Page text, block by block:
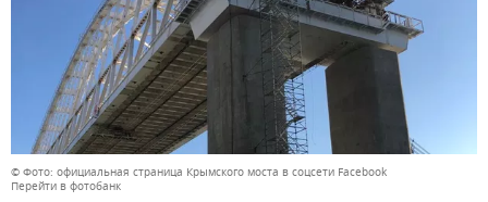
© Фото: официальная страница Крымского моста в соцсети Facebook
Перейти в фотобанк